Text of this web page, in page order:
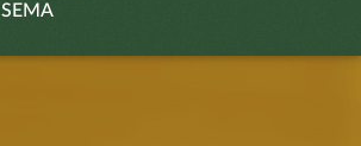
SEMA